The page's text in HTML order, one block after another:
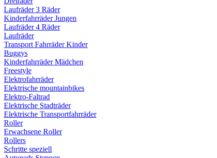
Laufräder 3 Räder
Kinderfahrräder Jungen
Laufräder 4 Räder
Laufräder
Transport Fahrräder Kinder
Buggys
Kinderfahrräder Mädchen
Freestyle
Elektrofahrräder
Elektrische mountainbikes
Elektro-Faltrad
Elektrische Stadträder
Elektrische Transportfahrräder
Roller
Erwachsene Roller
Rollers
Schritte speziell